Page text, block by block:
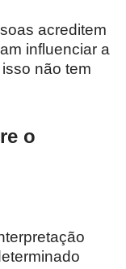
acreditem
influenciar a
não tem
o